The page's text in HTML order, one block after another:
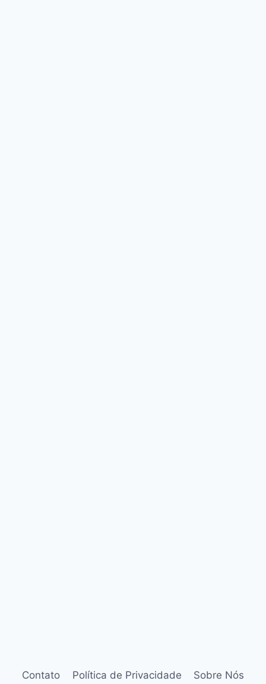
Contato Política de Privacidade Sobre Nós